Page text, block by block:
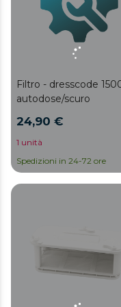
Filtro - dresscode
autodose/scuro
24,90 €
1 unità
Spedizioni in 24-72 ore